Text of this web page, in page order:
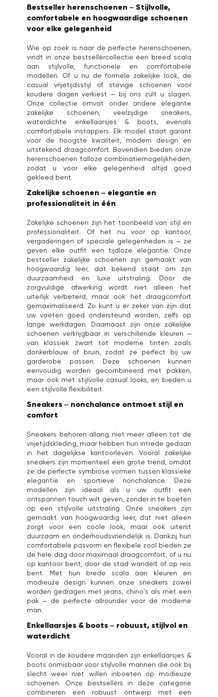
Bestseller herenschoenen – Stijlvolle,
comfortabele en hoogwaardige schoenen
voor elke gelegenheid
Wie op zoek is naar de perfecte herenschoenen,
vindt in onze bestsellercollectie een breed scala
aan stijlvolle, functionele en comfortabele
modellen. Of u nu de formele zakelijke look, de
casual vrijetijdsstijl of stevige schoenen voor
koudere dagen verkiest – bij ons zult u slagen.
Onze collectie omvat onder andere elegante
zakelijke schoenen, veelzijdige sneakers,
waterdichte enkellaarsjes & boots, evenals
comfortabele instappers. Elk model staat garant
voor de hoogste kwaliteit, modern design en
uitstekend draagcomfort. Bovendien bieden onze
herenschoenen talloze combinatiemogelijkheden,
zodat u voor elke gelegenheid altijd goed
gekleed bent.
Zakelijke schoenen – elegantie en
professionaliteit in één
Zakelijke schoenen zijn het toonbeeld van stijl en
professionaliteit. Of het nu voor op kantoor,
vergaderingen of speciale gelegenheden is – ze
geven elke outfit een tijdloze elegantie. Onze
bestseller zakelijke schoenen zijn gemaakt van
hoogwaardig leer, dat bekend staat om zijn
duurzaamheid en luxe uitstraling. Door de
zorgvuldige afwerking wordt niet alleen het
uiterlijk verbeterd, maar ook het draagcomfort
gemaximaliseerd. Zo kunt u er zeker van zijn dat
uw voeten goed ondersteund worden, zelfs op
lange werkdagen. Daarnaast zijn onze zakelijke
schoenen verkrijgbaar in verschillende kleuren –
van klassiek zwart tot moderne tinten zoals
donkerblauw of bruin, zodat ze perfect bij uw
garderobe passen. Deze schoenen kunnen
eenvoudig worden gecombineerd met pakken,
maar ook met stijlvolle casual looks, en bieden u
een stijlvolle flexibiliteit.
Sneakers – nonchalance ontmoet stijl en
comfort
Sneakers behoren allang niet meer alleen tot de
vrijetijdskleding, maar hebben hun intrede gedaan
in het dagelijkse kantoorleven. Vooral zakelijke
sneakers zijn momenteel een grote trend, omdat
ze de perfecte symbiose vormen tussen klassieke
elegantie en sportieve nonchalance. Deze
modellen zijn ideaal als u uw outfit een
ontspannen touch wilt geven, zonder in te boeten
op een stijlvolle uitstraling. Onze sneakers zijn
gemaakt van hoogwaardig leer, dat niet alleen
zorgt voor een coole look, maar ook uiterst
duurzaam en onderhoudsvriendelijk is. Dankzij hun
comfortabele pasvorm en flexibele zool bieden ze
de hele dag door maximaal draagcomfort, of u nu
op kantoor bent, door de stad wandelt of op reis
bent. Met hun brede scala aan kleuren en
modieuze design kunnen onze sneakers zowel
worden gedragen met jeans, chino’s als met een
pak – de perfecte allrounder voor de moderne
man.
Enkellaarsjes & boots – robuust, stijlvol en
waterdicht
Vooral in de koudere maanden zijn enkellaarsjes &
boots onmisbaar voor stijlvolle mannen die ook bij
slecht weer niet willen inboeten op modieuze
schoenen. Onze bestsellers in deze categorie
combineren een robuust ontwerp met een